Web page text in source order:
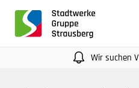
Screenreader
oder
Wir suchen